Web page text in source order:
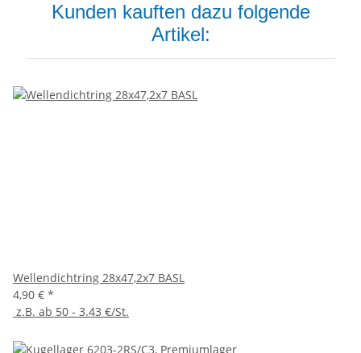
Kunden kauften dazu folgende
Artikel:
Wellendichtring 28x47,2x7 BASL
4,90 € *
z.B. ab 50 - 3.43 €/St.